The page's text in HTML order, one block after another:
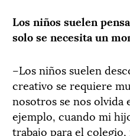
Los niños suelen
solo se necesita un
–Los niños suelen
creativo se requiere
nosotros se nos olvida
ejemplo, cuando mi
trabajo para el